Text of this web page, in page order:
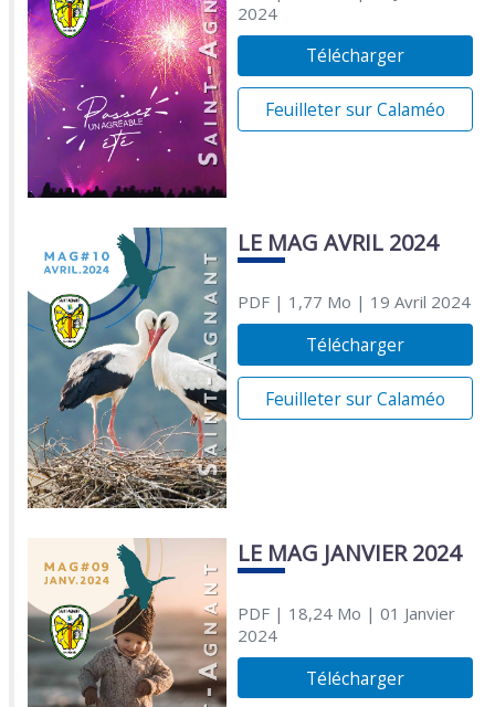
2024
Télécharger
Feuilleter sur Calaméo
LE MAG AVRIL 2024
PDF| 1,77 Mo | 19 Avril 2024
Télécharger
Feuilleter sur Calaméo
LE MAG JANVIER 2024
PDF| 18,24 Mo | 01 Janvier
2024
Télécharger